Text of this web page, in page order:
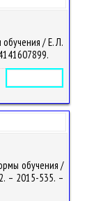
/ Е. Л.
обучения /
– 2015-535. –